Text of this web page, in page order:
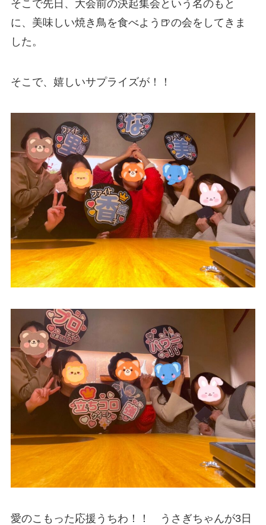
そこで先日、大会前の決起集会という名のもと
に、美味しい焼き鳥を食べよう🍺の会をしてきま
した。
そこで、嬉しいサプライズが！！
愛のこもった応援うちわ！！ うさぎちゃんが3日